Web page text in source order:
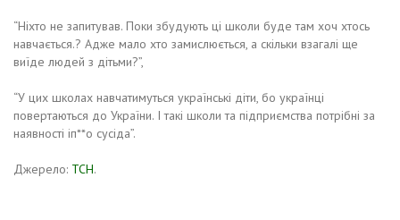
“Ніхто не запитував. Поки збудують ці школи буде там хоч хтось
навчається.? Адже мало хто замислюється, а скільки взагалі ще
виїде людей з дітьми?”,
“У цих школах навчатимуться українські діти, бо українці
повертаються до України. І такі школи та підприємства потрібні за
наявності іп**о сусіда”.
Джерело: ТСН.